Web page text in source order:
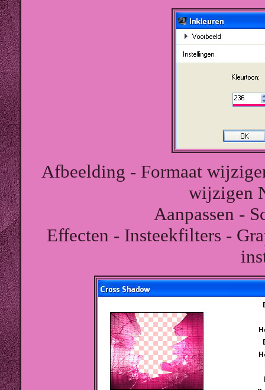
Afbeelding - Formaat
wijzigen
Aanpassen -
Effecten - Insteekfilters -